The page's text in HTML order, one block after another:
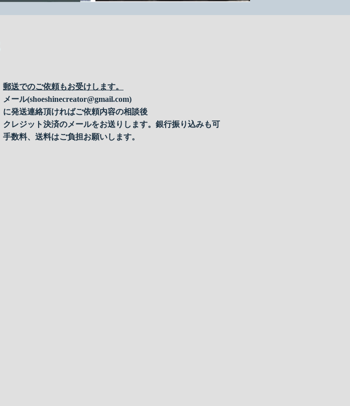
郵送でのご依頼もお受けします。
メール(shoeshinecreator@gmail.com)
に発送連絡頂ければご依頼内容の相談後
クレジット決済のメールをお送りします。銀行振り込みも可
手数料、送料はご負担お願いします。